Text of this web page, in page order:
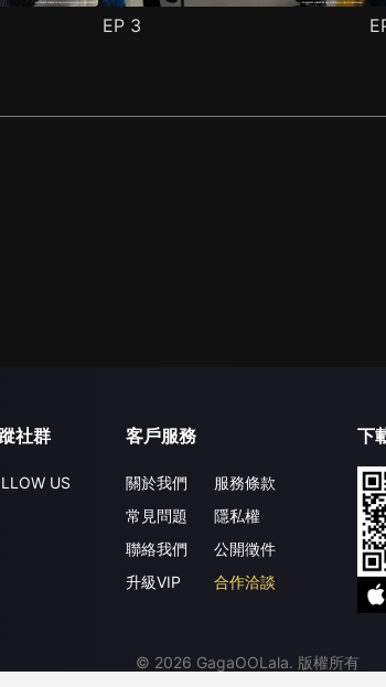
EP 3
社群
US
客戶服務
關於我們
常見問題
聯絡我們
升級VIP
服務條款
隱私權
公開徵件
合作洽談
下
© 2026 GagaOOLala. 版權所有